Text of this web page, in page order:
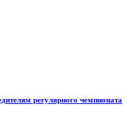
регулярного чемпионата